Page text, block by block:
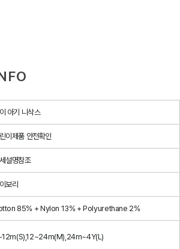
아기 니삭스
이제품 안전확인
설명참조
보리
85% + Nylon 13% + Polyurethane 2%